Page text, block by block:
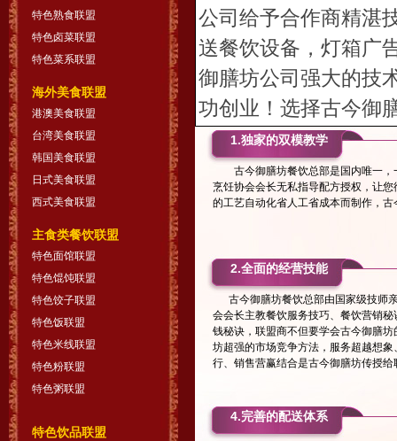
特色熟食联盟
特色卤菜联盟
特色菜系联盟
海外美食联盟
港澳美食联盟
台湾美食联盟
韩国美食联盟
日式美食联盟
西式美食联盟
主食类餐饮联盟
特色面馆联盟
特色馄饨联盟
特色饺子联盟
特色饭联盟
特色米线联盟
特色粉联盟
特色粥联盟
特色饮品联盟
公司给予合作商精湛
送餐饮设备，灯箱广
御膳坊公司强大的技
功创业！选择古今御
1.独家的双模教学
古今御膳坊餐饮总部是国内唯一，
烹饪协会会长无私指导配方授权，让
的工艺自动化省人工省成本而制作，
2.全面的经营技能
古今御膳坊餐饮总部由国家级技师
会会长主教餐饮服务技巧、餐饮营销
钱秘诀，联盟商不但要学会古今御膳
坊超强的市场竞争方法，服务超越想
行、销售营赢结合是古今御膳坊传授
4.完善的配送体系